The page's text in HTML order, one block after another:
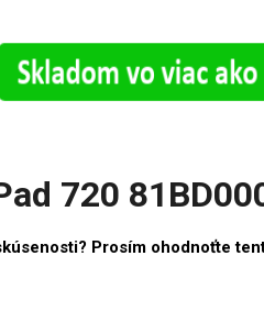
720
Prosím ohodnoťte